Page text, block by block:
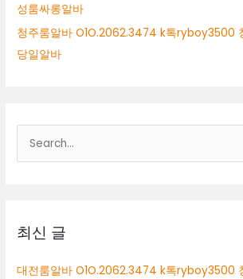
성룸싸롱알바
청주룸알바 O1O.2062.3474 k톡ryboy3500
당일알바
최신 글
대전룸알바 O1O.2062.3474 k톡ryboy3500